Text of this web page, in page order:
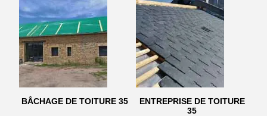
BÂCHAGE DE TOITURE 35
ENTREPRISE DE TOITURE
35